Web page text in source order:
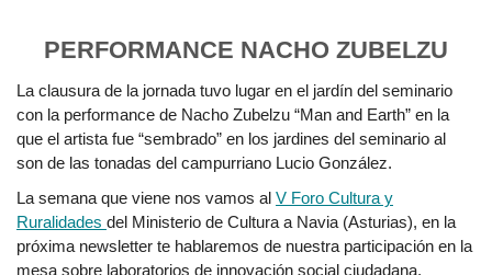
PERFORMANCE NACHO ZUBELZU
La clausura de la jornada tuvo lugar en el jardín del seminario
con la performance de Nacho Zubelzu “Man and Earth” en la
que el artista fue “sembrado” en los jardines del seminario al
son de las tonadas del campurriano Lucio González.
La semana que viene nos vamos al V Foro Cultura y
Ruralidades del Ministerio de Cultura a Navia (Asturias), en la
próxima newsletter te hablaremos de nuestra participación en la
mesa sobre laboratorios de innovación social ciudadana.